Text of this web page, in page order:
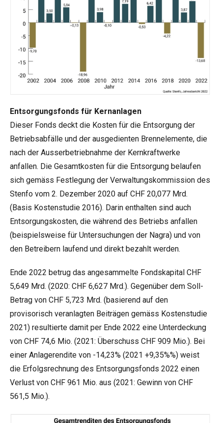
Entsorgungsfonds für Kernanlagen
Dieser Fonds deckt die Kosten für die Entsorgung der
Betriebsabfälle und der ausgedienten Brennelemente, die
nach der Ausserbetriebnahme der Kernkraftwerke
anfallen. Die Gesamtkosten für die Entsorgung belaufen
sich gemäss Festlegung der Verwaltungskommission des
Stenfo vom 2. Dezember 2020 auf CHF 20,077 Mrd.
(Basis Kostenstudie 2016). Darin enthalten sind auch
Entsorgungskosten, die während des Betriebs anfallen
(beispielsweise für Untersuchungen der Nagra) und von
den Betreibern laufend und direkt bezahlt werden.
Ende 2022 betrug das angesammelte Fondskapital CHF
5,649 Mrd. (2020: CHF 6,627 Mrd.). Gegenüber dem Soll-
Betrag von CHF 5,723 Mrd. (basierend auf den
provisorisch veranlagten Beiträgen gemäss Kostenstudie
2021) resultierte damit per Ende 2022 eine Unterdeckung
von CHF 74,6 Mio. (2021: Überschuss CHF 909 Mio.). Bei
einer Anlagerendite von -14,23% (2021 +9,35%%) weist
die Erfolgsrechnung des Entsorgungsfonds 2022 einen
Verlust von CHF 961 Mio. aus (2021: Gewinn von CHF
561,5 Mio.).